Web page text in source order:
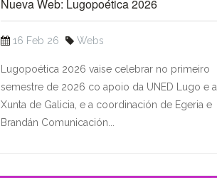
Nueva Web: Lugopoética 2026
16 Feb 26 Webs
Lugopoética 2026 vaise celebrar no primeiro
semestre de 2026 co apoio da UNED Lugo e a
Xunta de Galicia, e a coordinación de Egeria e
Brandán Comunicación...